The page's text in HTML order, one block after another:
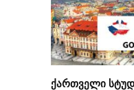
ქართველი